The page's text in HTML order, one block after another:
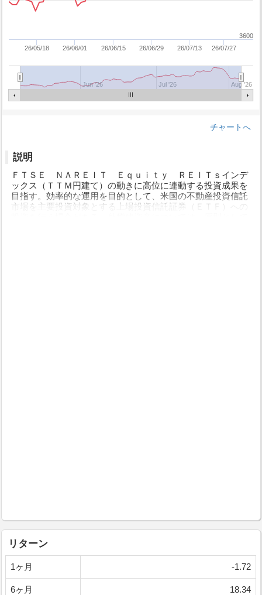
26/05/18 26/06/01 26/06/15 26/06/29 26/07/13 26/07/27
Jun '26 Jul '26 Aug '26
3600
チャートへ
説明
ＦＴＳＥ ＮＡＲＥＩＴ Ｅｑｕｉｔｙ ＲＥＩＴｓインデ
ックス（ＴＴＭ円建て）の動きに高位に連動する投資成果を
目指す。効率的な運用を目的として、米国の不動産投資信託
市場を主要投資対象とする上場投資信託証券（ＥＴＦ）への
リターン
1ヶ月 -1.72
6ヶ月 18.34